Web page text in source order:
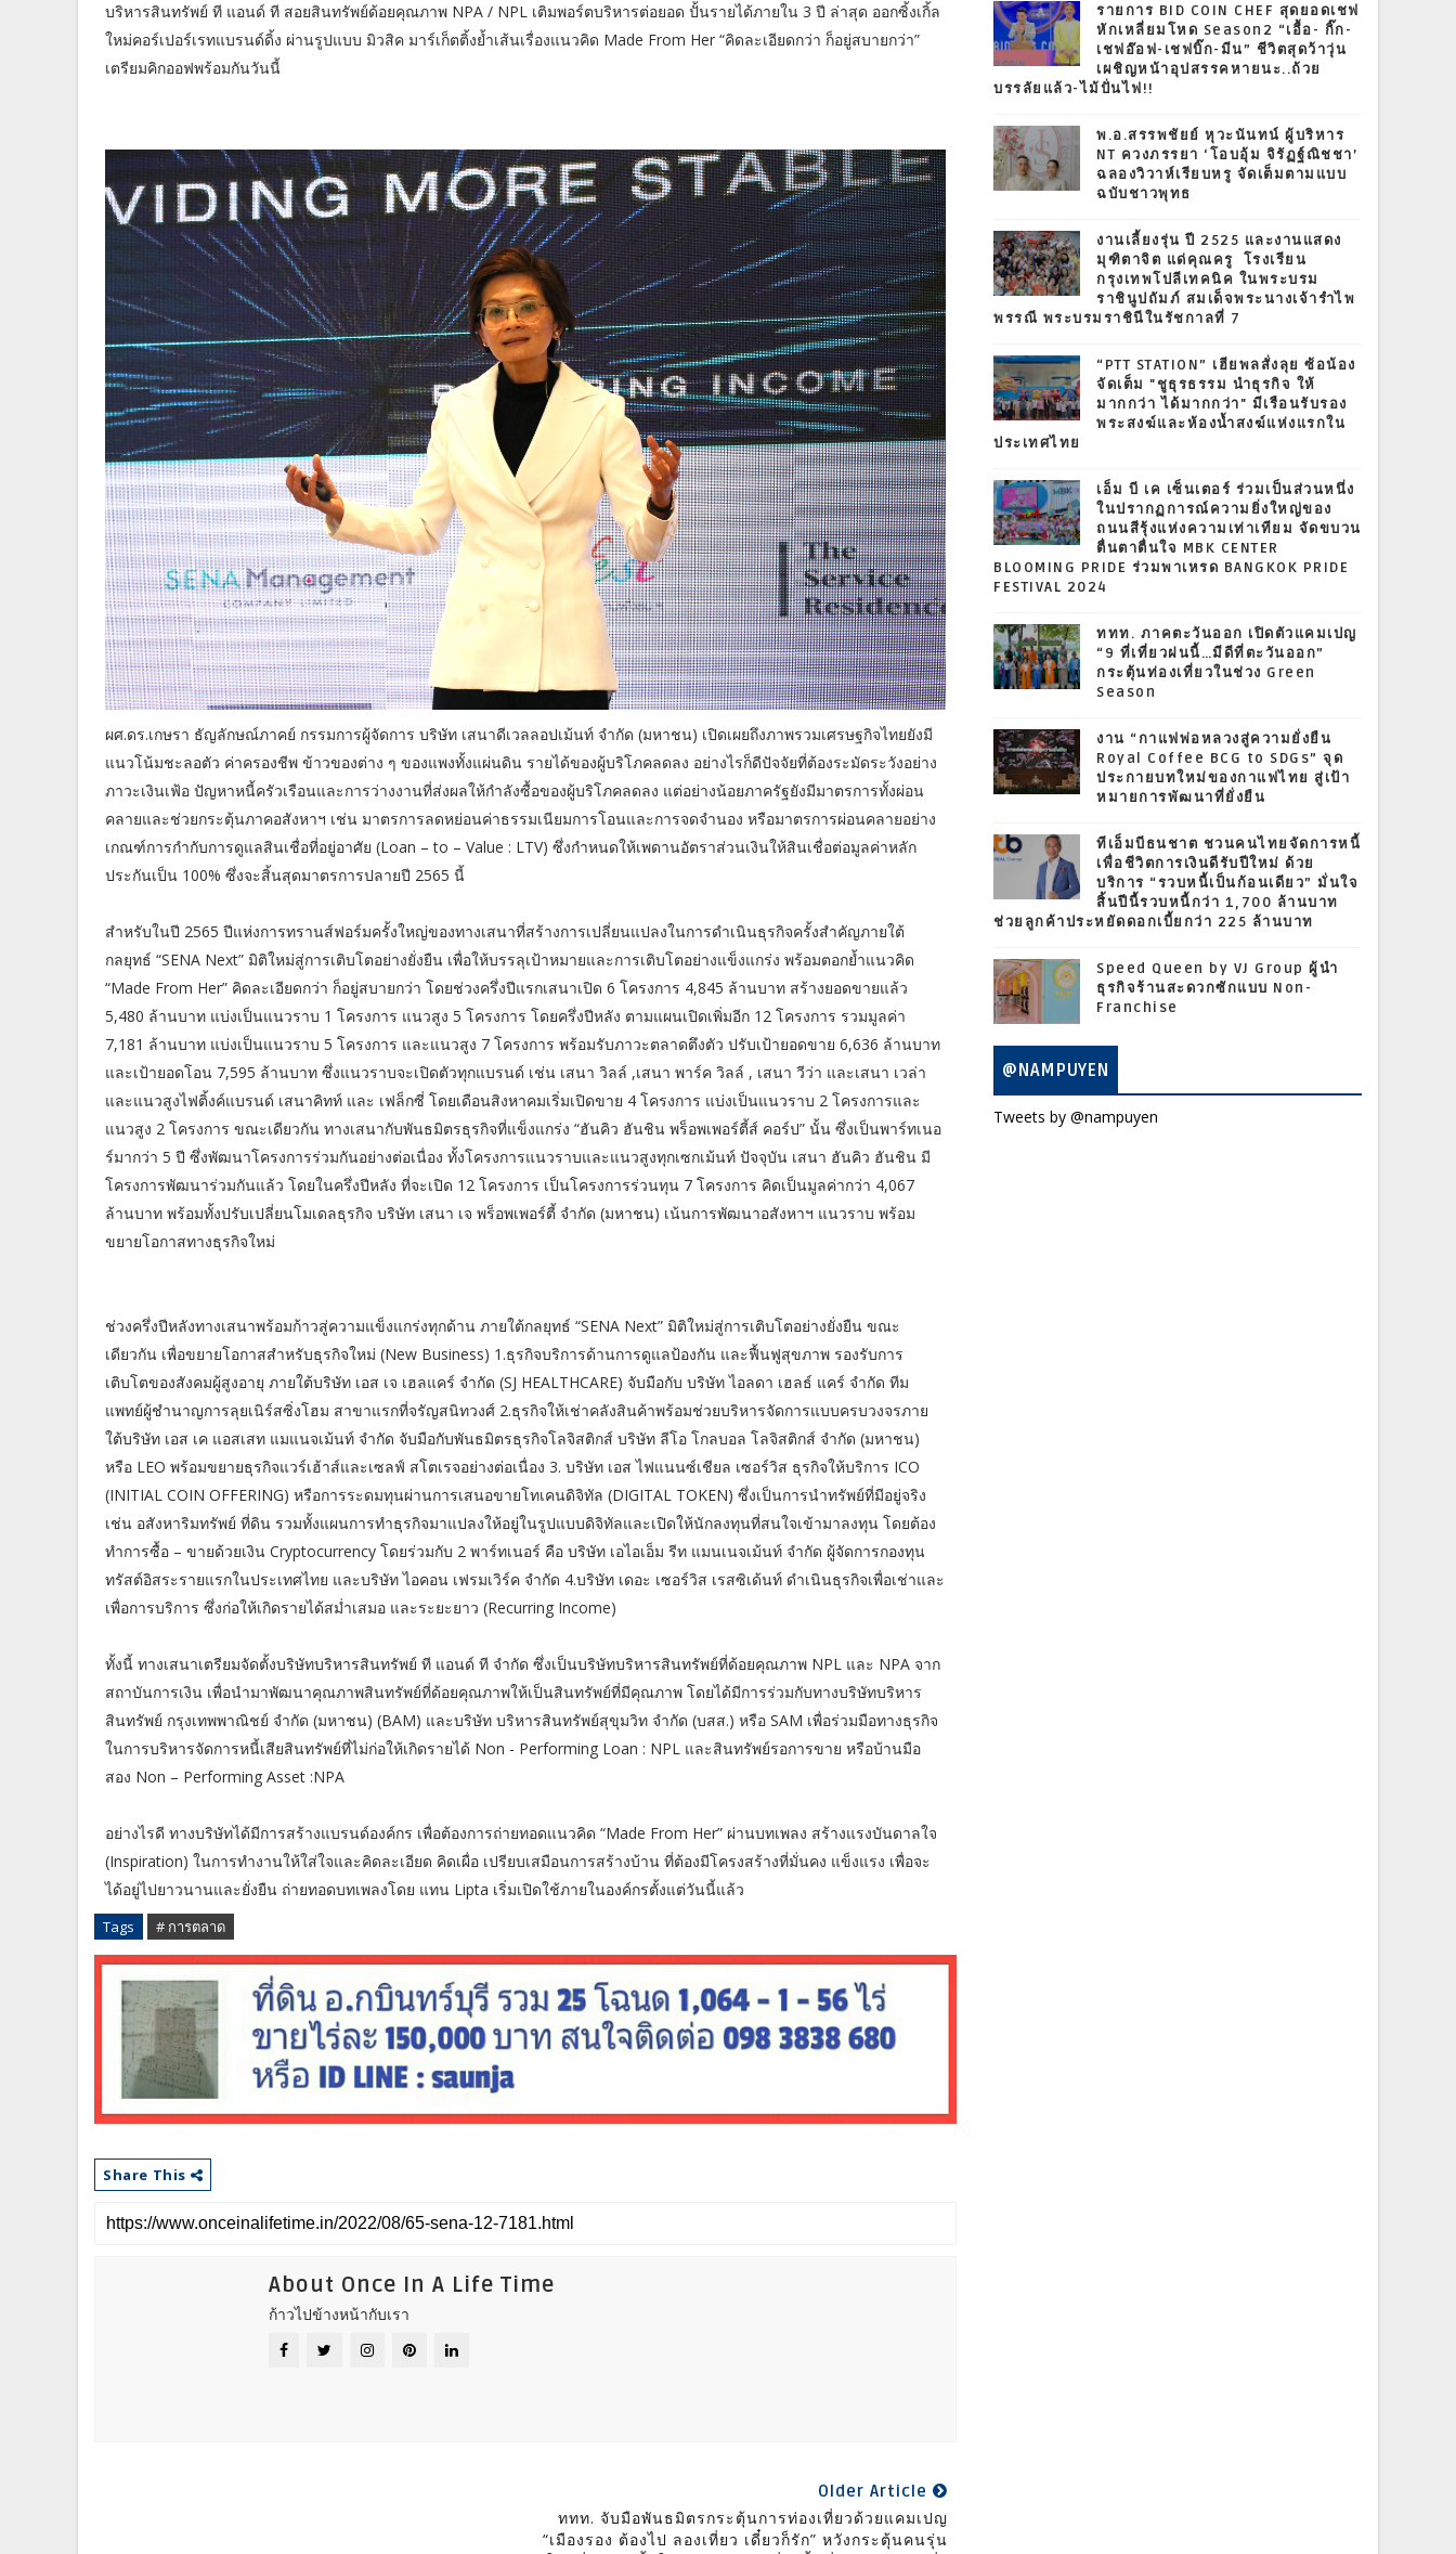
บริหารสินทรัพย์ ที แอนด์ ที สอยสินทรัพย์ด้อยคุณภาพ NPA / NPL เติมพอร์ตบริหารต่อยอด ปั้นรายได้ภายใน 3 ปี ล่าสุด ออกซิ้งเกิ้ล
ใหม่คอร์เปอร์เรทแบรนด์ดิ้ง ผ่านรูปแบบ มิวสิค มาร์เก็ตติ้งย้ำเส้นเรื่องแนวคิด Made From Her “คิดละเอียดกว่า ก็อยู่สบายกว่า”
เตรียมคิกออฟพร้อมกันวันนี้
ผศ.ดร.เกษรา ธัญลักษณ์ภาคย์ กรรมการผู้จัดการ บริษัท เสนาดีเวลลอปเม้นท์ จำกัด (มหาชน) เปิดเผยถึงภาพรวมเศรษฐกิจไทยยังมี
แนวโน้มชะลอตัว ค่าครองชีพ ข้าวของต่าง ๆ ของแพงทั้งแผ่นดิน รายได้ของผู้บริโภคลดลง อย่างไรก็ดีปัจจัยที่ต้องระมัดระวังอย่าง
ภาวะเงินเฟ้อ ปัญหาหนี้ครัวเรือนและการว่างงานที่ส่งผลให้กำลังซื้อของผู้บริโภคลดลง แต่อย่างน้อยภาครัฐยังมีมาตรการทั้งผ่อน
คลายและช่วยกระตุ้นภาคอสังหาฯ เช่น มาตรการลดหย่อนค่าธรรมเนียมการโอนและการจดจำนอง หรือมาตรการผ่อนคลายอย่าง
เกณฑ์การกำกับการดูแลสินเชื่อที่อยู่อาศัย (Loan – to – Value : LTV) ซึ่งกำหนดให้เพดานอัตราส่วนเงินให้สินเชื่อต่อมูลค่าหลัก
ประกันเป็น 100% ซึ่งจะสิ้นสุดมาตรการปลายปี 2565 นี้
สำหรับในปี 2565 ปีแห่งการทรานส์ฟอร์มครั้งใหญ่ของทางเสนาที่สร้างการเปลี่ยนแปลงในการดำเนินธุรกิจครั้งสำคัญภายใต้
กลยุทธ์ “SENA Next” มิติใหม่สู่การเติบโตอย่างยั่งยืน เพื่อให้บรรลุเป้าหมายและการเติบโตอย่างแข็งแกร่ง พร้อมตอกย้ำแนวคิด
“Made From Her” คิดละเอียดกว่า ก็อยู่สบายกว่า โดยช่วงครึ่งปีแรกเสนาเปิด 6 โครงการ 4,845 ล้านบาท สร้างยอดขายแล้ว
5,480 ล้านบาท แบ่งเป็นแนวราบ 1 โครงการ แนวสูง 5 โครงการ โดยครึ่งปีหลัง ตามแผนเปิดเพิ่มอีก 12 โครงการ รวมมูลค่า
7,181 ล้านบาท แบ่งเป็นแนวราบ 5 โครงการ และแนวสูง 7 โครงการ พร้อมรับภาวะตลาดตึงตัว ปรับเป้ายอดขาย 6,636 ล้านบาท
และเป้ายอดโอน 7,595 ล้านบาท ซึ่งแนวราบจะเปิดตัวทุกแบรนด์ เช่น เสนา วิลล์ ,เสนา พาร์ค วิลล์ , เสนา วีว่า และเสนา เวล่า
และแนวสูงไฟติ้งค์แบรนด์ เสนาคิทท์ และ เฟล็กซี่ โดยเดือนสิงหาคมเริ่มเปิดขาย 4 โครงการ แบ่งเป็นแนวราบ 2 โครงการและ
แนวสูง 2 โครงการ ขณะเดียวกัน ทางเสนากับพันธมิตรธุรกิจที่แข็งแกร่ง “ฮันคิว ฮันชิน พร็อพเพอร์ตี้ส์ คอร์ป” นั้น ซึ่งเป็นพาร์ทเนอ
ร์มากว่า 5 ปี ซึ่งพัฒนาโครงการร่วมกันอย่างต่อเนื่อง ทั้งโครงการแนวราบและแนวสูงทุกเซกเม้นท์ ปัจจุบัน เสนา ฮันคิว ฮันชิน มี
โครงการพัฒนาร่วมกันแล้ว โดยในครึ่งปีหลัง ที่จะเปิด 12 โครงการ เป็นโครงการร่วนทุน 7 โครงการ คิดเป็นมูลค่ากว่า 4,067
ล้านบาท พร้อมทั้งปรับเปลี่ยนโมเดลธุรกิจ บริษัท เสนา เจ พร็อพเพอร์ตี้ จำกัด (มหาชน) เน้นการพัฒนาอสังหาฯ แนวราบ พร้อม
ขยายโอกาสทางธุรกิจใหม่
ช่วงครึ่งปีหลังทางเสนาพร้อมก้าวสู่ความแข็งแกร่งทุกด้าน ภายใต้กลยุทธ์ “SENA Next” มิติใหม่สู่การเติบโตอย่างยั่งยืน ขณะ
เดียวกัน เพื่อขยายโอกาสสำหรับธุรกิจใหม่ (New Business) 1.ธุรกิจบริการด้านการดูแลป้องกัน และฟื้นฟูสุขภาพ รองรับการ
เติบโตของสังคมผู้สูงอายุ ภายใต้บริษัท เอส เจ เฮลแคร์ จำกัด (SJ HEALTHCARE) จับมือกับ บริษัท ไอลดา เฮลธ์ แคร์ จำกัด ทีม
แพทย์ผู้ชำนาญการลุยเนิร์สซิ่งโฮม สาขาแรกที่จรัญสนิทวงศ์ 2.ธุรกิจให้เช่าคลังสินค้าพร้อมช่วยบริหารจัดการแบบครบวงจรภาย
ใต้บริษัท เอส เค แอสเสท แมแนจเม้นท์ จำกัด จับมือกับพันธมิตรธุรกิจโลจิสติกส์ บริษัท ลีโอ โกลบอล โลจิสติกส์ จำกัด (มหาชน)
หรือ LEO พร้อมขยายธุรกิจแวร์เฮ้าส์และเซลฟ์ สโตเรจอย่างต่อเนื่อง 3. บริษัท เอส ไฟแนนซ์เชียล เซอร์วิส ธุรกิจให้บริการ ICO
(INITIAL COIN OFFERING) หรือการระดมทุนผ่านการเสนอขายโทเคนดิจิทัล (DIGITAL TOKEN) ซึ่งเป็นการนำทรัพย์ที่มีอยู่จริง
เช่น อสังหาริมทรัพย์ ที่ดิน รวมทั้งแผนการทำธุรกิจมาแปลงให้อยู่ในรูปแบบดิจิทัลและเปิดให้นักลงทุนที่สนใจเข้ามาลงทุน โดยต้อง
ทำการซื้อ – ขายด้วยเงิน Cryptocurrency โดยร่วมกับ 2 พาร์ทเนอร์ คือ บริษัท เอไอเอ็ม รีท แมนเนจเม้นท์ จำกัด ผู้จัดการกองทุน
ทรัสต์อิสระรายแรกในประเทศไทย และบริษัท ไอคอน เฟรมเวิร์ค จำกัด 4.บริษัท เดอะ เซอร์วิส เรสซิเด้นท์ ดำเนินธุรกิจเพื่อเช่าและ
เพื่อการบริการ ซึ่งก่อให้เกิดรายได้สม่ำเสมอ และระยะยาว (Recurring Income)
ทั้งนี้ ทางเสนาเตรียมจัดตั้งบริษัทบริหารสินทรัพย์ ที แอนด์ ที จำกัด ซึ่งเป็นบริษัทบริหารสินทรัพย์ที่ด้อยคุณภาพ NPL และ NPA จาก
สถาบันการเงิน เพื่อนำมาพัฒนาคุณภาพสินทรัพย์ที่ด้อยคุณภาพให้เป็นสินทรัพย์ที่มีคุณภาพ โดยได้มีการร่วมกับทางบริษัทบริหาร
สินทรัพย์ กรุงเทพพาณิชย์ จำกัด (มหาชน) (BAM) และบริษัท บริหารสินทรัพย์สุขุมวิท จำกัด (บสส.) หรือ SAM เพื่อร่วมมือทางธุรกิจ
ในการบริหารจัดการหนี้เสียสินทรัพย์ที่ไม่ก่อให้เกิดรายได้ Non - Performing Loan : NPL และสินทรัพย์รอการขาย หรือบ้านมือ
สอง Non – Performing Asset :NPA
อย่างไรดี ทางบริษัทได้มีการสร้างแบรนด์องค์กร เพื่อต้องการถ่ายทอดแนวคิด “Made From Her” ผ่านบทเพลง สร้างแรงบันดาลใจ
(Inspiration) ในการทำงานให้ใส่ใจและคิดละเอียด คิดเผื่อ เปรียบเสมือนการสร้างบ้าน ที่ต้องมีโครงสร้างที่มั่นคง แข็งแรง เพื่อจะ
ได้อยู่ไปยาวนานและยั่งยืน ถ่ายทอดบทเพลงโดย แทน Lipta เริ่มเปิดใช้ภายในองค์กรตั้งแต่วันนี้แล้ว
Tags # การตลาด
Share This
About Once In A Life Time
ก้าวไปข้างหน้ากับเรา
Older Article
ททท. จับมือพันธมิตรกระตุ้นการท่องเที่ยวด้วยแคมเปญ
“เมืองรอง ต้องไป ลองเที่ยว เดี๋ยวก็รัก” หวังกระตุ้นคนรุ่น
รายการ BID COIN CHEF สุดยอดเชฟ
หักเหลี่ยมโหด Season2 “เอื้อ- กิ๊ก-
เชฟอ๊อฟ-เชฟบิ๊ก-มีน” ชีวิตสุดว้าวุ่น
เผชิญหน้าอุปสรรคหายนะ..ถ้วย
บรรลัยแล้ว-ไม้ปั่นไฟ!!
พ.อ.สรรพชัยย์ หุวะนันทน์ ผู้บริหาร
NT ควงภรรยา ‘โอบอุ้ม จิรัฏฐ์ณิชชา’
ฉลองวิวาห์เรียบหรู จัดเต็มตามแบบ
ฉบับชาวพุทธ
งานเลี้ยงรุ่น ปี 2525 และงานแสดง
มุฑิตาจิต แด่คุณครู โรงเรียน
กรุงเทพโปลีเทคนิค ในพระบรม
ราชินูปถัมภ์ สมเด็จพระนางเจ้ารำไพ
พรรณี พระบรมราชินีในรัชกาลที่ 7
“PTT STATION” เฮียพลสั่งลุย ซ้อน้อง
จัดเต็ม "ชูธุรธรรม นำธุรกิจ ให้
มากกว่า ได้มากกว่า" มีเรือนรับรอง
พระสงฆ์และห้องน้ำสงฆ์แห่งแรกใน
ประเทศไทย
เอ็ม บี เค เซ็นเตอร์ ร่วมเป็นส่วนหนึ่ง
ในปรากฏการณ์ความยิ่งใหญ่ของ
ถนนสีรุ้งแห่งความเท่าเทียม จัดขบวน
ตื่นตาตื่นใจ MBK CENTER
BLOOMING PRIDE ร่วมพาเหรด BANGKOK PRIDE
FESTIVAL 2024
ททท. ภาคตะวันออก เปิดตัวแคมเปญ
“9 ที่เที่ยวฝนนี้…มีดีที่ตะวันออก”
กระตุ้นท่องเที่ยวในช่วง Green
Season
งาน “กาแฟพ่อหลวงสู่ความยั่งยืน
Royal Coffee BCG to SDGs” จุด
ประกายบทใหม่ของกาแฟไทย สู่เป้า
หมายการพัฒนาที่ยั่งยืน
ทีเอ็มบีธนชาต ชวนคนไทยจัดการหนี้
เพื่อชีวิตการเงินดีรับปีใหม่ ด้วย
บริการ “รวบหนี้เป็นก้อนเดียว” มั่นใจ
สิ้นปีนี้รวบหนี้กว่า 1,700 ล้านบาท
ช่วยลูกค้าประหยัดดอกเบี้ยกว่า 225 ล้านบาท
Speed Queen by VJ Group ผู้นำ
ธุรกิจร้านสะดวกซักแบบ Non-
Franchise
@NAMPUYEN
Tweets by @nampuyen